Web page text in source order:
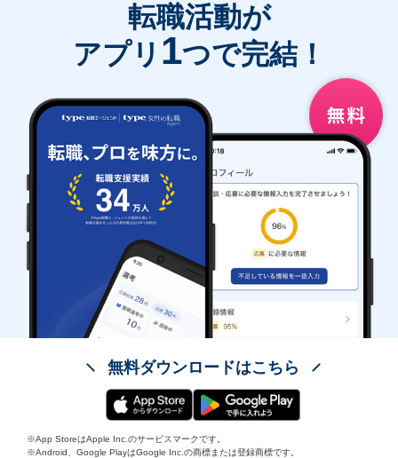
転職活動が
アプリ 1つで完結！
無料ダウンロードはこちら
※App StoreはApple Inc.のサービスマークです。
※Android、Google PlayはGoogle Inc.の商標または登録商標です。